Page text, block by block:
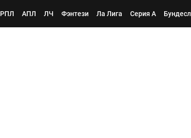
РПЛ АПЛ ЛЧ Фэнтези Ла Лига Серия А